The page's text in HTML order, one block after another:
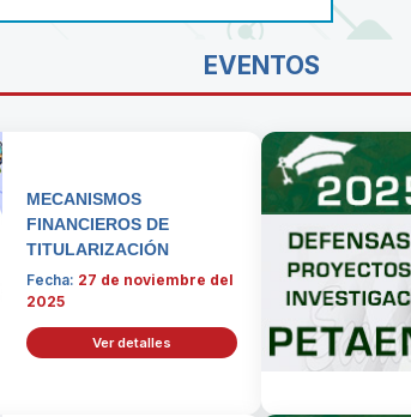
EVENTOS
MECANISMOS
FINANCIEROS DE
TITULARIZACIÓN
Fecha: 27 de noviembre del
2025
Ver detalles